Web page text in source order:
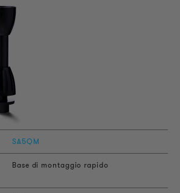
SA5QM
Base di montaggio rapido